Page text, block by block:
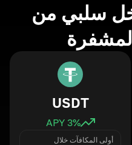
سلبي من
USDT
3% APY
أولى المكافآت خلال